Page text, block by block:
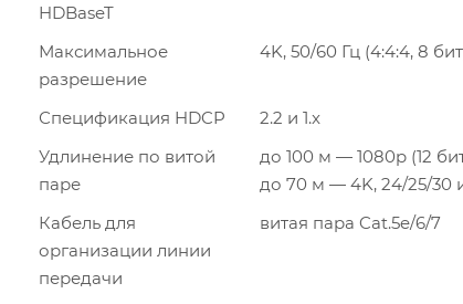
HDBaseT
Максимальное
разрешение
4K, 50/60 Гц (4:4:4, 8
Спецификация HDCP
2.2 и 1.x
Удлинение по витой
паре
до 100 м — 1080p (12
до 70 м — 4K, 24/25/30 и
Кабель для
организации линии
передачи
витая пара Cat.5e/6/7